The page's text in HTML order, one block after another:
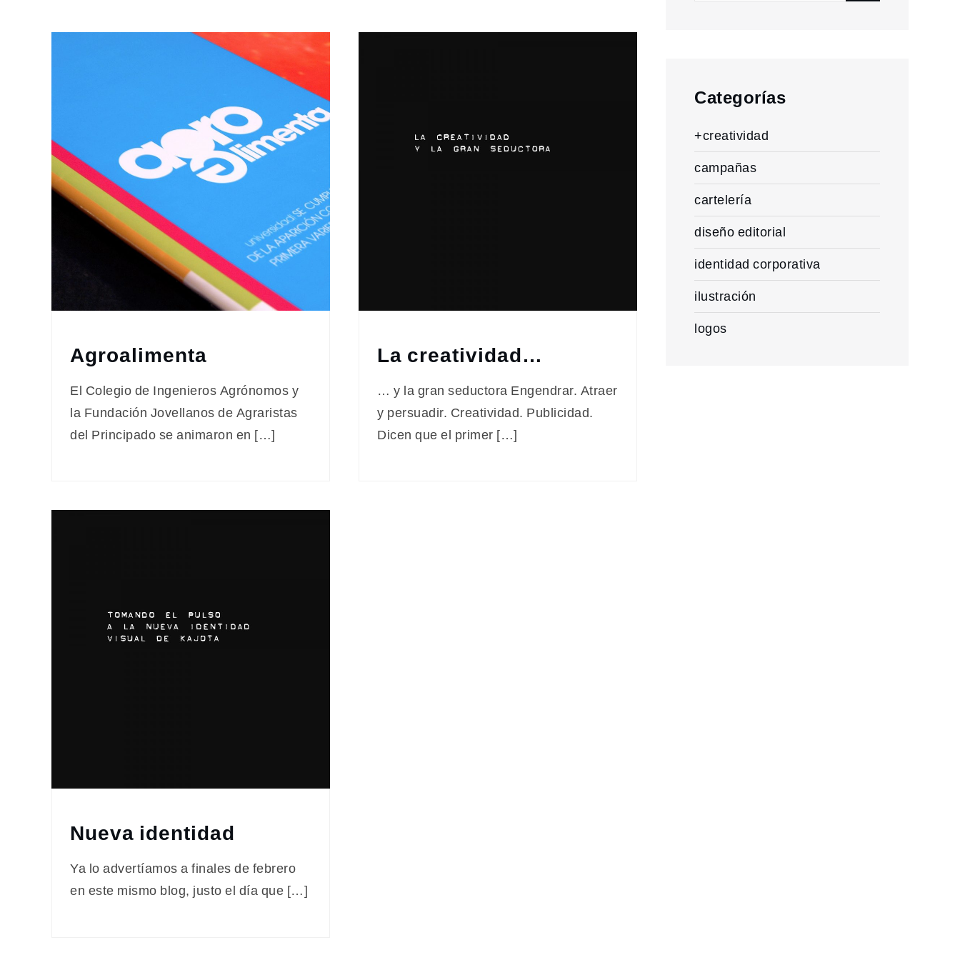
Agroalimenta
El Colegio de Ingenieros Agrónomos y
la Fundación Jovellanos de Agraristas
del Principado se animaron en […]
La creatividad…
… y la gran seductora Engendrar. Atraer
y persuadir. Creatividad. Publicidad.
Dicen que el primer […]
Nueva identidad
Ya lo advertíamos a finales de febrero
en este mismo blog, justo el día que […]
Categorías
+creatividad
campañas
cartelería
diseño editorial
identidad corporativa
ilustración
logos